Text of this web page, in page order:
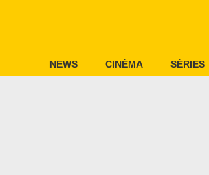
NEWS CINÉMA SÉRIES